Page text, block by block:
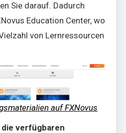
Sie darauf. Dadurch
Education Center, wo
von Lernressourcen
auf FXNovus
verfügbaren